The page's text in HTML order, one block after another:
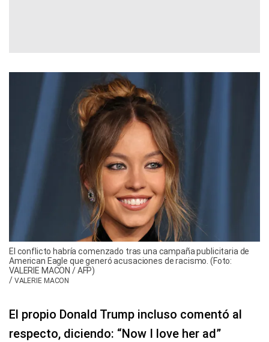
El conflicto habría comenzado tras una campaña publicitaria de
American Eagle que generó acusaciones de racismo. (Foto:
VALERIE MACON / AFP)
/ VALERIE MACON
El propio Donald Trump incluso comentó al
respecto, diciendo: “Now I love her ad”